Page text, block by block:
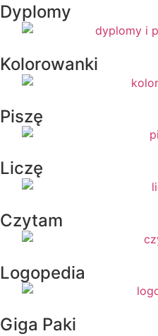
Dyplomy
Kolorowanki
Piszę
Liczę
Czytam
Logopedia
Giga Paki